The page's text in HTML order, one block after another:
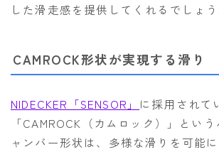
した滑走感を提供してくれるでしょう
CAMROCK形状が実現する滑り
NIDECKER「SENSOR」 に採用されて
「CAMROCK（カムロック）」とい
ャンバー形状は、多様な滑りを可能